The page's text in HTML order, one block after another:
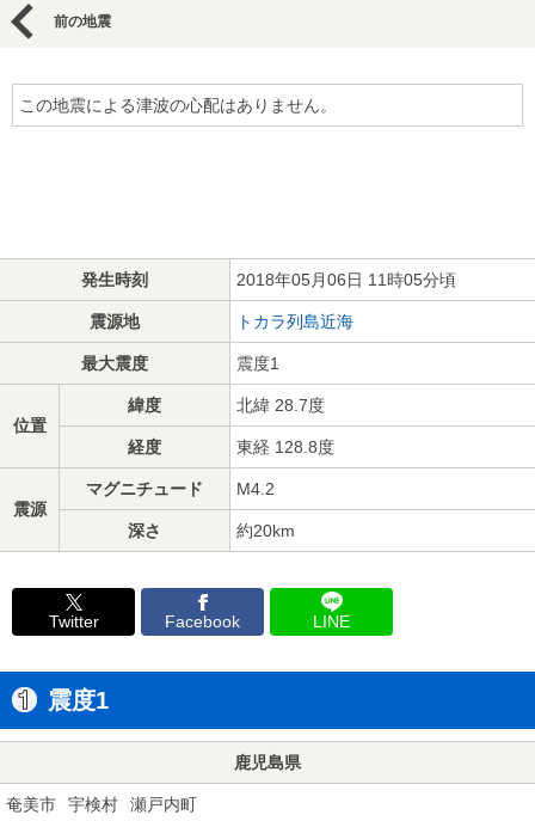
前の地震
この地震による津波の心配はありません。
発生時刻 2018年05月06日 11時05分頃
震源地 トカラ列島近海
最大震度 震度1
位置
緯度 北緯 28.7度
経度 東経 128.8度
震源
マグニチュード M4.2
深さ 約20km
Twitter Facebook LINE
震度1
鹿児島県
奄美市 宇検村 瀬戸内町